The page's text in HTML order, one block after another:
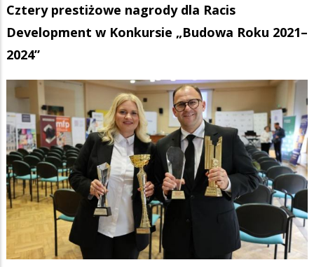
Cztery prestiżowe nagrody dla Racis
Development w Konkursie „Budowa Roku 2021–
2024”